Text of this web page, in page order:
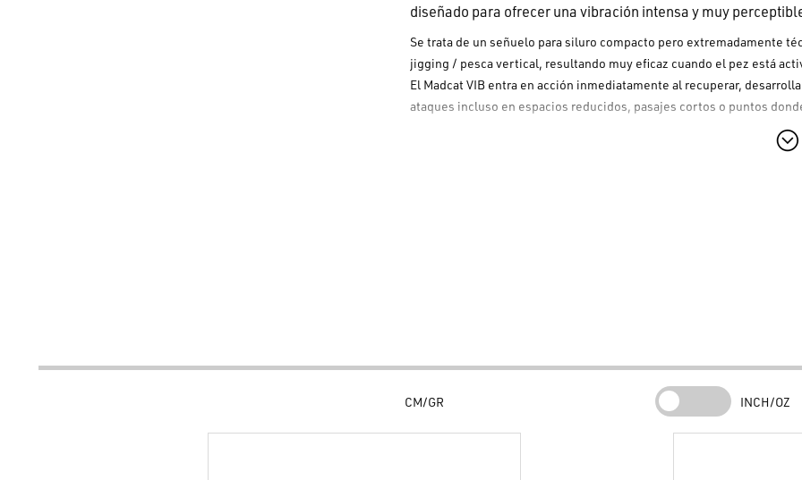
diseñado para ofrecer una vibración intensa y muy
Se trata de un señuelo para siluro compacto pero extremadamente
jigging / pesca vertical, resultando muy eficaz cuando el pez está
El Madcat VIB entra en acción inmediatamente al recuperar,
ataques incluso en espacios reducidos, pasajes cortos o puntos
ElMadcat VIB Lurees un lipless crankbait (vibration bait)
armado con poteras
. Su forma compacta está diseñada
CM/GR INCH/OZ